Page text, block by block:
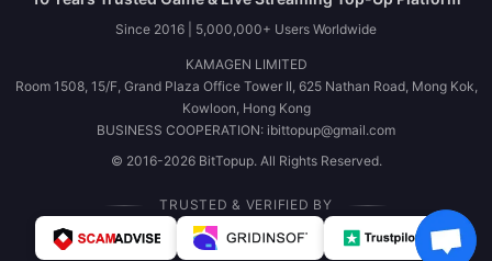
Since 2016 | 5,000,000+ Users Worldwide
KAMAGEN LIMITED
Room 1508, 15/F, Grand Plaza Office Tower II, 625 Nathan Road, Mong Kok,
Kowloon, Hong Kong
BUSINESS COOPERATION: ibittopup@gmail.com
© 2016-2026 BitTopup. All Rights Reserved.
TRUSTED & VERIFIED BY